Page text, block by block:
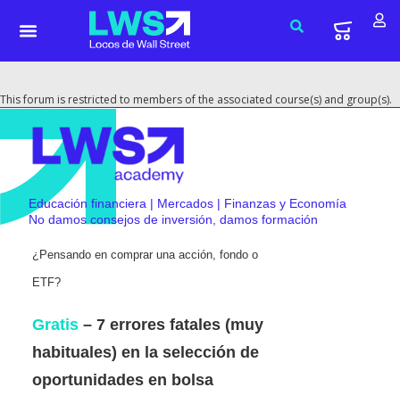
This forum is restricted to members of the associated course(s) and group(s).
Educación financiera | Mercados | Finanzas y Economía
No damos consejos de inversión, damos formación
¿Pensando en comprar una acción, fondo o
ETF?
Gratis – 7 errores fatales (muy
habituales) en la selección de
oportunidades en bolsa